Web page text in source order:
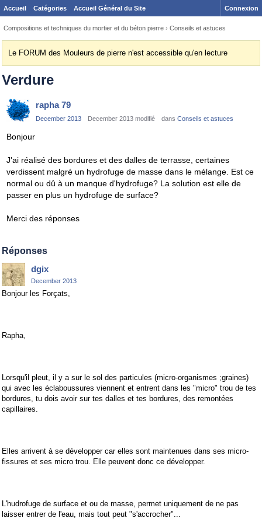
Accueil Catégories Accueil Général du Site Connexion
Compositions et techniques du mortier et du béton pierre › Conseils et astuces
Le FORUM des Mouleurs de pierre n'est accessible qu'en lecture
Verdure
rapha 79
December 2013 December 2013 modifié dans Conseils et astuces
Bonjour
J'ai réalisé des bordures et des dalles de terrasse, certaines
verdissent malgré un hydrofuge de masse dans le mélange. Est ce
normal ou dû à un manque d'hydrofuge? La solution est elle de
passer en plus un hydrofuge de surface?
Merci des réponses
Réponses
dgix
December 2013
Bonjour les Forçats,
Rapha,
Lorsqu'il pleut, il y a sur le sol des particules (micro-organismes ;graines)
qui avec les éclaboussures viennent et entrent dans les "micro" trou de tes
bordures, tu dois avoir sur tes dalles et tes bordures, des remontées
capillaires.
Elles arrivent à se développer car elles sont maintenues dans ses micro-
fissures et ses micro trou. Elle peuvent donc ce développer.
L'hudrofuge de surface et ou de masse, permet uniquement de ne pas
laisser entrer de l'eau, mais tout peut "s'accrocher"...